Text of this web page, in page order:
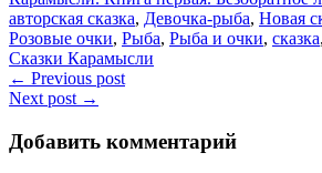
Глашатай
Сказок
Tags:
авторская сказка, Девочка-рыба, Новая
Розовые очки, Рыба, Рыба и очки, сказка,
Сказки Карамысли
Навигация
по
записям
← Previous post
Next post →
Добавить комментарий